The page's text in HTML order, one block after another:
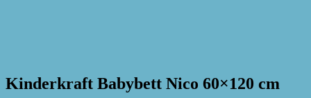
Kinderkraft Babybett Nico 60×120 cm